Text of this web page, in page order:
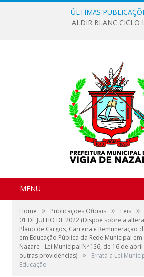
ÚLTIMAS
ALDIR BLANC CICLO
MENU
Home » Publicações Oficiais » Leis »
01 DE JULHO DE 2022 (Dispõe sobre a
Plano de Cargos, Carreira e Remuneração
em Educação Pública da Rede Municipal em
Nazaré - Lei Municipal Nº 136, de 16 de abril
outras providências) »
Errata a Lei
Educação